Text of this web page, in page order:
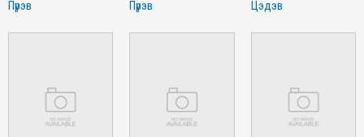
пүрэв
пүрэв
цэдэв